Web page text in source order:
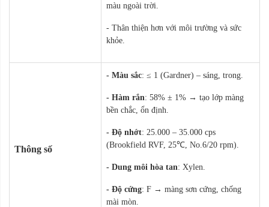
màu ngoài trời.
- Thân thiện hơn với môi trường và sức
khỏe.
Thông số
- Màu sắc: ≤ 1 (Gardner) – sáng, trong.
- Hàm rắn: 58% ± 1% → tạo lớp màng
bền chắc, ổn định.
- Độ nhớt: 25.000 – 35.000 cps
(Brookfield RVF, 25℃, No.6/20 rpm).
- Dung môi hòa tan: Xylen.
- Độ cứng: F → màng sơn cứng, chống
mài mòn.